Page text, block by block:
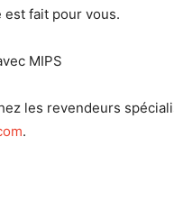
est fait pour vous.
MIPS
les revendeurs
.